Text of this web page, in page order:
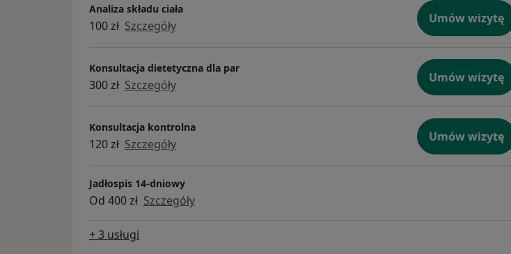
Analiza składu ciała
100 zł Szczegóły Umów wizytę
Konsultacja dietetyczna dla par
300 zł Szczegóły Umów wizytę
Konsultacja kontrolna
120 zł Szczegóły Umów wizytę
Jadłospis 14-dniowy
Od 400 zł Szczegóły
+ 3 usługi